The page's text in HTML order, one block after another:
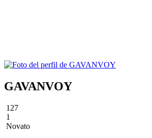
GAVANVOY
127
1
Novato